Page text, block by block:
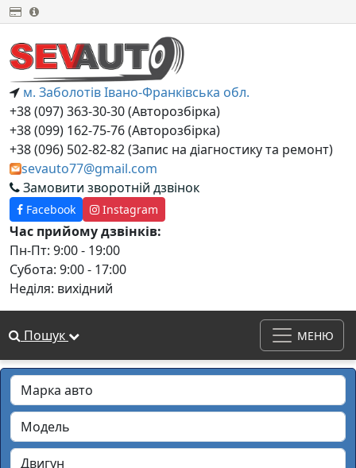
м. Заболотів Івано-Франківська обл.
+38 (097) 363-30-30 (Авторозбірка)
+38 (099) 162-75-76 (Авторозбірка)
+38 (‎096) 502-82-82 (Запис на діагностику та ремонт)
sevauto77@gmail.com
Замовити зворотній дзвінок
Facebook Instagram
Час прийому дзвінків:
Пн-Пт: 9:00 - 19:00
Субота: 9:00 - 17:00
Неділя: вихідний
Пошук МЕНЮ